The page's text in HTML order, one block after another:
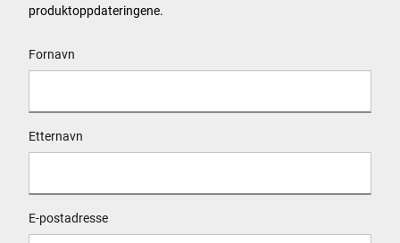
produktoppdateringene.
Fornavn
Etternavn
E-postadresse